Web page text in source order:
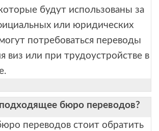
будут использованы за
или юридических
потребоваться переводы
виз или при трудоустройстве в
бюро переводов?
переводов стоит обратить